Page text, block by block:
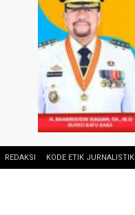
REDAKSI KODE ETIK JURNALISTIK